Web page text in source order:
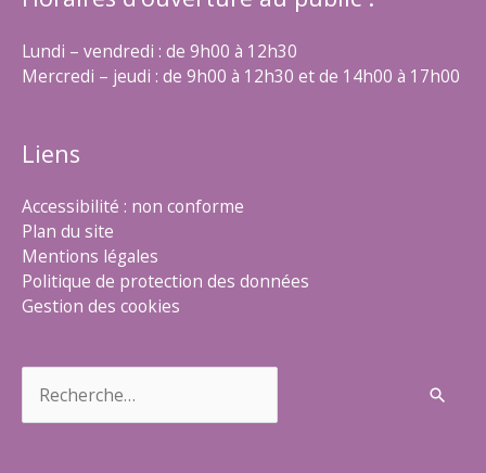
Lundi – vendredi : de 9h00 à 12h30
Mercredi – jeudi : de 9h00 à 12h30 et de 14h00 à 17h00
Liens
Accessibilité : non conforme
Plan du site
Mentions légales
Politique de protection des données
Gestion des cookies